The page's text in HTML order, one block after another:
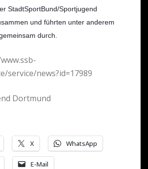
StadtSportBund/Sportjugend
und führten unter anderem
durch.
service/news?id=17989
Dortmund
X WhatsApp
E-Mail